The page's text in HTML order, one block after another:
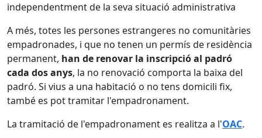
independentment de la seva situació administrativa
A més, totes les persones estrangeres no comunitàries
empadronades, i que no tenen un permís de residència
permanent, han de renovar la inscripció al padró
cada dos anys, la no renovació comporta la baixa del
padró. Si vius a una habitació o no tens domicili fix,
també es pot tramitar l'empadronament.
La tramitació de l'empadronament es realitza a l'OAC.